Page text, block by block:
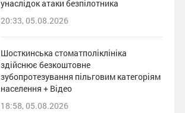
унаслідок атаки безпілотника
20:33, 05.08.2026
Шосткинська стоматполіклініка
здійснює безкоштовне
зубопротезування пільговим категоріям
населення + Відео
18:58, 05.08.2026